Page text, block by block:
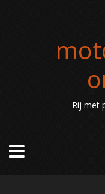
Rij met